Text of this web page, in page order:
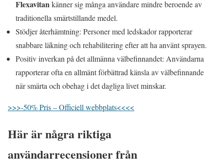
Flexavitankänner sig många användare mindre beroende av
traditionella smärtstillande medel.
Stödjer återhämtning: Personer med ledskador rapporterar
snabbare läkning och rehabilitering efter att ha använt sprayen.
Positiv inverkan på det allmänna välbefinnandet: Användarna
rapporterar ofta en allmänt förbättrad känsla av välbefinnande
när smärta och obehag i det dagliga livet minskar.
>>>-50% Pris – Officiell webbplats<<<<
Här är några riktiga
användarrecensioner från